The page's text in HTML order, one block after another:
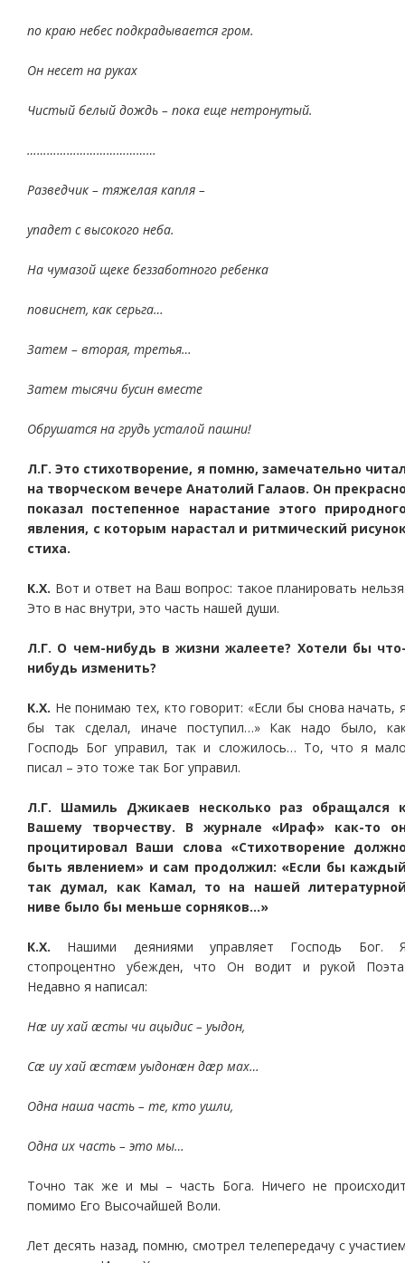
по краю небес подкрадывается гром.
Он несет на руках
Чистый белый дождь – пока еще нетронутый.
…………………………………
Разведчик – тяжелая капля –
упадет с высокого неба.
На чумазой щеке беззаботного ребенка
повиснет, как серьга…
Затем – вторая, третья…
Затем тысячи бусин вместе
Обрушатся на грудь усталой пашни!
Л.Г. Это стихотворение, я помню, замечательно
на творческом вечере Анатолий Галаов. Он
показал постепенное нарастание этого
явления, с которым нарастал и ритмический
стиха.
К.Х. Вот и ответ на Ваш вопрос: такое планировать
Это в нас внутри, это часть нашей души.
Л.Г. О чем-нибудь в жизни жалеете? Хотели бы
нибудь изменить?
К.Х. Не понимаю тех, кто говорит: «Если бы снова начать,
бы так сделал, иначе поступил…» Как надо было,
Господь Бог управил, так и сложилось… То, что я
писал – это тоже так Бог управил.
Л.Г. Шамиль Джикаев несколько раз обращался
Вашему творчеству. В журнале «Ираф» как-то
процитировал Ваши слова «Стихотворение
быть явлением» и сам продолжил: «Если бы
так думал, как Камал, то на нашей
ниве было бы меньше сорняков…»
К.Х. Нашими деяниями управляет Господь Бог.
стопроцентно убежден, что Он водит и рукой
Недавно я написал:
Нæ иу хай æсты чи ацыдис – уыдон,
Сæ иу хай æстæм уыдонæн дæр мах…
Одна наша часть – те, кто ушли,
Одна их часть – это мы…
Точно так же и мы – часть Бога. Ничего не
помимо Его Высочайшей Воли.
Лет десять назад, помню, смотрел телепередачу с